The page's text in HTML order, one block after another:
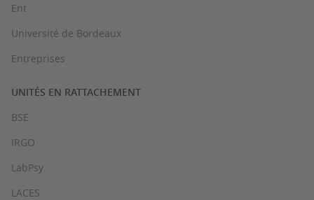
Ent
Université de Bordeaux
Entreprises
UNITÉS EN RATTACHEMENT
BSE
IRGO
LabPsy
LACES